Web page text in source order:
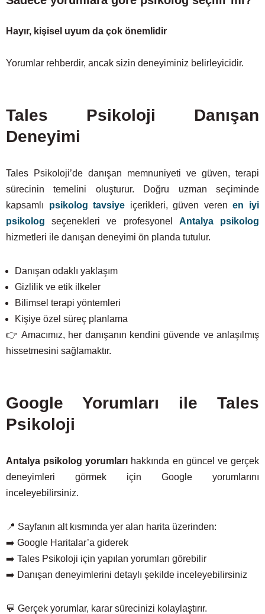
Hayır, kişisel uyum da çok önemlidir
Yorumlar rehberdir, ancak sizin deneyiminiz belirleyicidir.
Tales Psikoloji Danışan
Deneyimi
Tales Psikoloji’de danışan memnuniyeti ve güven, terapi
sürecinin temelini oluşturur. Doğru uzman seçiminde
kapsamlı psikolog tavsiye içerikleri, güven verenen iyi
psikolog seçenekleri ve profesyonel Antalya psikolog
hizmetleri ile danışan deneyimi ön planda tutulur.
Danışan odaklı yaklaşım
Gizlilik ve etik ilkeler
Bilimsel terapi yöntemleri
Kişiye özel süreç planlama
👉 Amacımız, her danışanın kendini güvende ve anlaşılmış
hissetmesini sağlamaktır.
Google Yorumları ile Tales
Psikoloji
Antalya psikolog yorumları hakkında en güncel ve gerçek
deneyimleri görmek için Google yorumlarını
inceleyebilirsiniz.
📍 Sayfanın alt kısmında yer alan harita üzerinden:
➡️ Google Haritalar’a giderek
➡️ Tales Psikoloji için yapılan yorumları görebilir
➡️ Danışan deneyimlerini detaylı şekilde inceleyebilirsiniz
💬 Gerçek yorumlar, karar sürecinizi kolaylaştırır.